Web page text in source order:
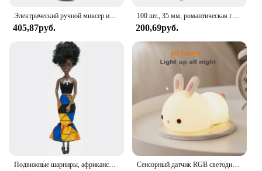
Электрический ручной миксер из нержавеющей стали, Легкий Блендер для выпечки и приготовления пищи
405,87руб.
100 шт., 35 мм, романтическая губка, атласная ткань, лепестки в форме сердца, свадебные конфетти, настольная кровать, лепестки в форме сердца, свадебное украшение на день Святого Валентина
200,69руб.
Подвижные шарниры, африканская черная кукла для американских кукол, аксессуары, тело Nudy с одеждой для Барби, игрушка для девочки, ролевая детская игрушка, подарок Сенсорный датчик RGB светодиодный ночник с кроликом, 16 цветов, USB перезаряжаемая силиконовая лампа в виде кролика для детей, детские игрушки, подарок на фестиваль